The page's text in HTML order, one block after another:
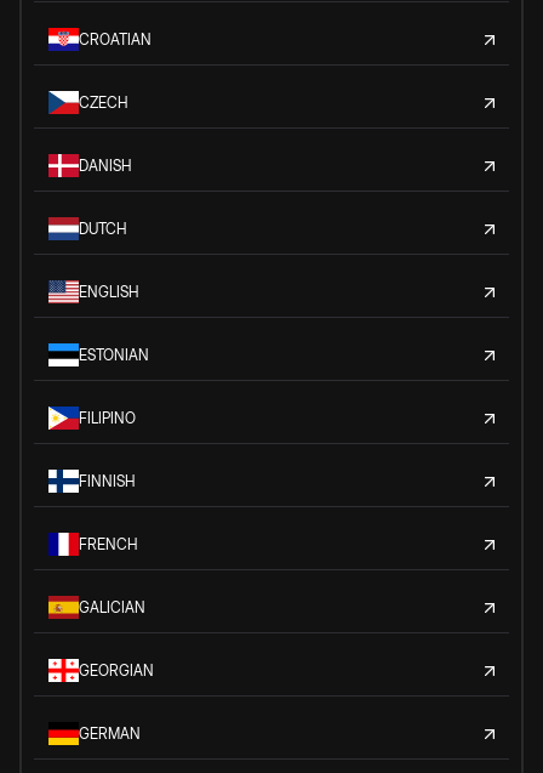
CROATIAN
CZECH
DANISH
DUTCH
ENGLISH
ESTONIAN
FILIPINO
FINNISH
FRENCH
GALICIAN
GEORGIAN
GERMAN